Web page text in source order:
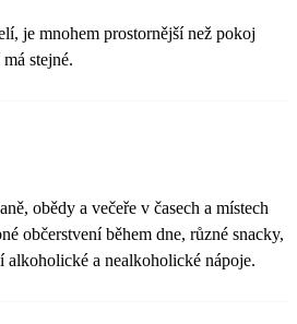
je mnohem prostornější než pokoj
stejné.
obědy a večeře v časech a místech
občerstvení během dne, různé snacky,
a nealkoholické nápoje.